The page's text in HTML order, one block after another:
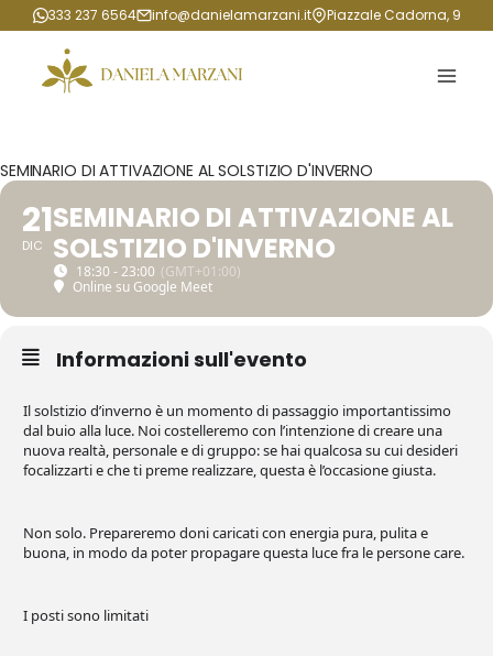
Salta
contenuto
333 237 6564 info@danielamarzani.it Piazzale Cadorna, 9
SEMINARIO DI ATTIVAZIONE AL SOLSTIZIO D'INVERNO
21
DIC
SEMINARIO DI ATTIVAZIONE AL
SOLSTIZIO D'INVERNO
18:30 - 23:00 (GMT+01:00)
Online su Google Meet
Informazioni sull'evento
Il solstizio d’inverno è un momento di passaggio importantissimo
dal buio alla luce. Noi costelleremo con l’intenzione di creare una
nuova realtà, personale e di gruppo: se hai qualcosa su cui desideri
focalizzarti e che ti preme realizzare, questa è l’occasione giusta.
Non solo. Prepareremo doni caricati con energia pura, pulita e
buona, in modo da poter propagare questa luce fra le persone care.
I posti sono limitati